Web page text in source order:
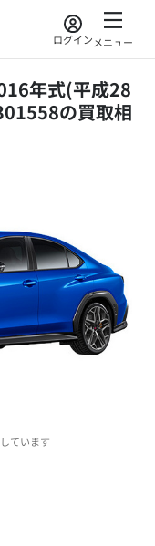
ログインメニュー
年式(平成28
の買取相
ています